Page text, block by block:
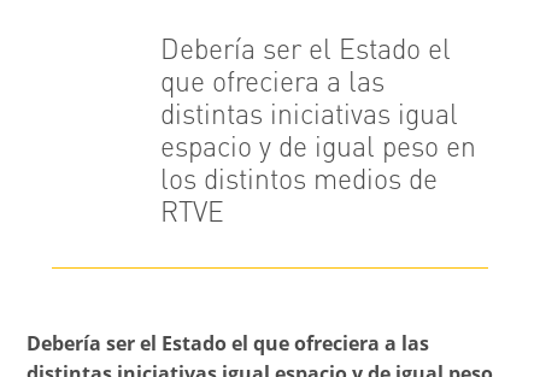
Debería ser el Estado el
que ofreciera a las
distintas iniciativas igual
espacio y de igual peso en
los distintos medios de
RTVE
Debería ser el Estado el que ofreciera a las